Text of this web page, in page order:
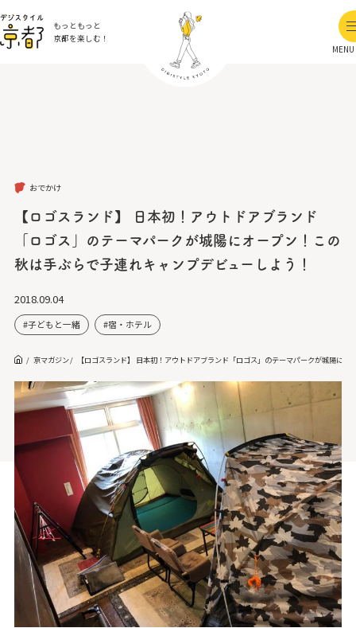
もっともっと
京都を楽しむ！
MENU
おでかけ
【ロゴスランド】 日本初！アウトドアブランド
「ロゴス」のテーマパークが城陽にオープン！この
秋は手ぶらで子連れキャンプデビューしよう！
2018.09.04
子どもと一緒 宿・ホテル
京マガジン 【ロゴスランド】 日本初！アウトドアブランド「ロゴス」のテーマパークが城陽に